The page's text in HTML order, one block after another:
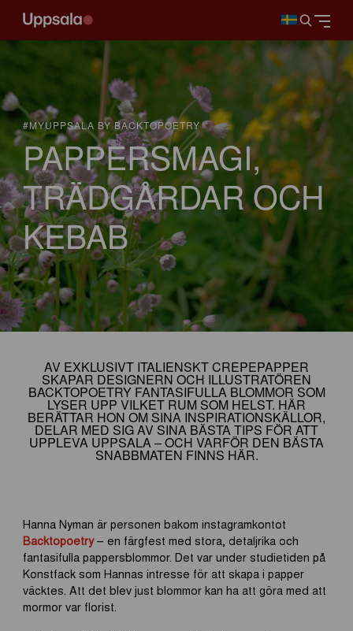
#MYUPPSALA BY BACKTOPOETRY
PAPPERSMAGI,
TRÄDGÅRDAR OCH
KEBAB
AV EXKLUSIVT ITALIENSKT CREPEPAPPER
SKAPAR DESIGNERN OCH ILLUSTRATÖREN
BACKTOPOETRY FANTASIFULLA BLOMMOR SOM
LYSER UPP VILKET RUM SOM HELST. HÄR
BERÄTTAR HON OM SINA INSPIRATIONSKÄLLOR,
DELAR MED SIG AV SINA BÄSTA TIPS FÖR ATT
UPPLEVA UPPSALA – OCH VARFÖR DEN BÄSTA
SNABBMATEN FINNS HÄR.
Hanna Nyman är personen bakom instagramkontot
Backtopoetry – en färgfest med stora, detaljrika och
fantasifulla pappersblommor. Det var under studietiden på
Konstfack som Hannas intresse för att skapa i papper
väcktes. Att det blev just blommor kan ha att göra med att
mormor var florist.